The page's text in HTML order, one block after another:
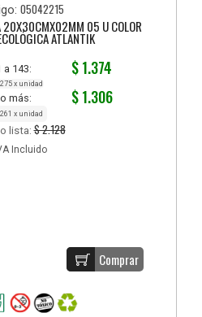
05042215
20X30CMX02MM 05 U COLOR
ATLANTIK
a 143: $ 1.374
x unidad
más: $ 1.306
x unidad
lista:$ 2.128
Incluido
Comprar